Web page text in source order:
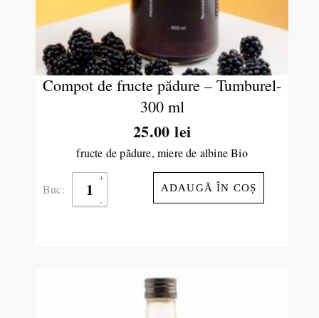
Compot de fructe pădure – Tumburel-
300 ml
25.00lei
fructe de pădure, miere de albine Bio
Buc: ADAUGĂ ÎN COȘ